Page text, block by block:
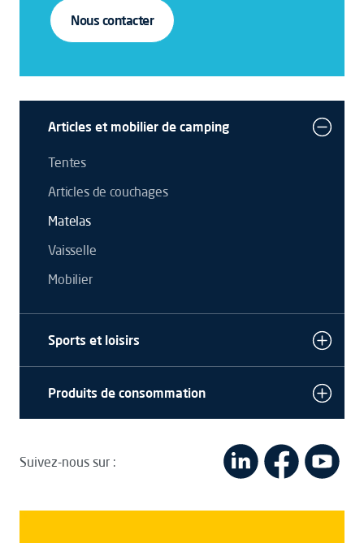
Nous contacter
Articles et mobilier de camping
Tentes
Articles de couchages
Matelas
Vaisselle
Mobilier
Sports et loisirs
Produits de consommation
Suivez-nous sur :